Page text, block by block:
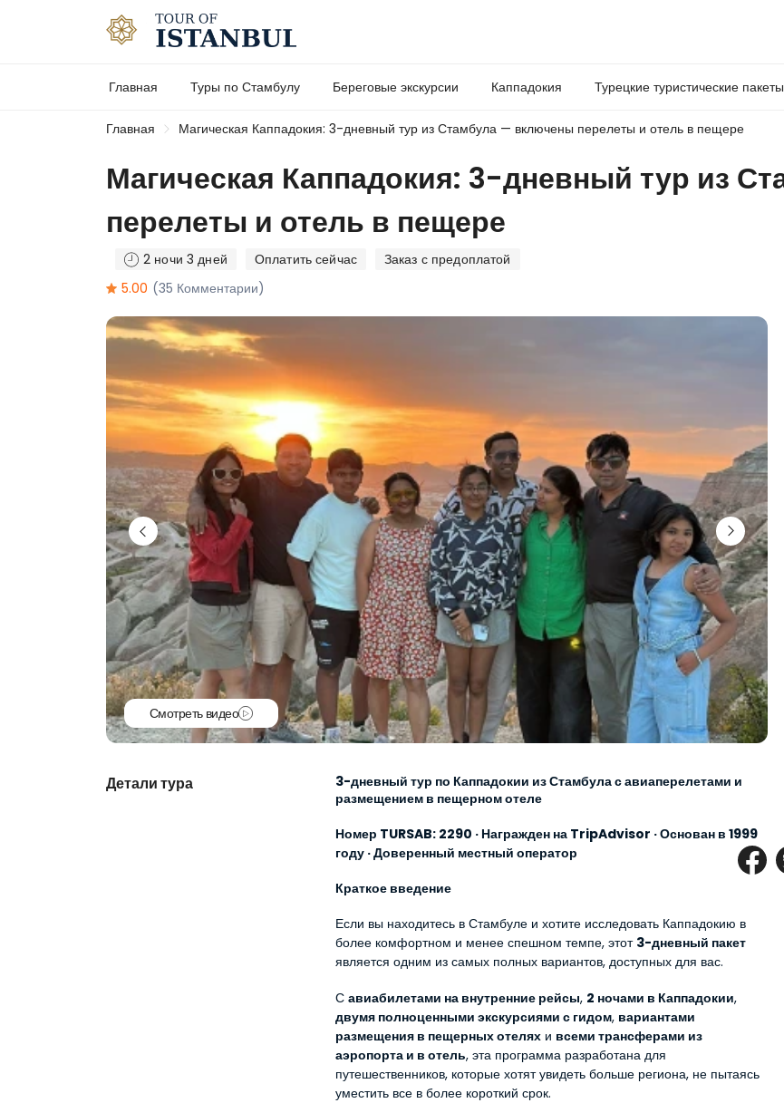
Главная Туры по Стамбулу Береговые экскурсии Каппадокия Турецкие туристические пакеты
Главная Магическая Каппадокия: 3-дневный тур из Стамбула — включены перелеты и отель в пещере
Магическая Каппадокия: 3-дневный тур из
перелеты и отель в пещере
2 ночи 3 дней Оплатить сейчас
Заказ с предоплатой
5.00 (35 Комментарии)
Смотреть видео
Детали тура
3-дневный тур по Каппадокии из Стамбула с авиаперелетами и
размещением в пещерном отеле
Номер TURSAB: 2290 · Награжден на TripAdvisor · Основан в 1999
году · Доверенный местный оператор
Краткое введение
Если вы находитесь в Стамбуле и хотите исследовать Каппадокию в
более комфортном и менее спешном темпе, этот 3-дневный пакет
является одним из самых полных вариантов, доступных для вас.
С авиабилетами на внутренние рейсы, 2 ночами в Каппадокии
двумя полноценными экскурсиями с гидом, вариантами
размещения в пещерных отелях и всеми трансферами из
аэропорта и в отель, эта программа разработана для
путешественников, которые хотят увидеть больше региона, не пытаясь
уместить все в более короткий срок.